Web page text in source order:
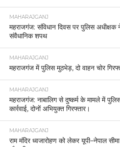
MAHARAJGANJ
महराजगंज: संविधान दिवस पर पुलिस अधीक्षक
संवैधानिक शपथ
MAHARAJGANJ
महराजगंज में पुलिस मुठभेड़, दो वाहन चोर
MAHARAJGANJ
महराजगंज: नाबालिग से दुष्कर्म के मामले में
कार्रवाई, दोनों अभियुक्त गिरफ्तार।
MAHARAJGANJ
राम मंदिर ध्वजारोहण को लेकर यूपी–नेपाल